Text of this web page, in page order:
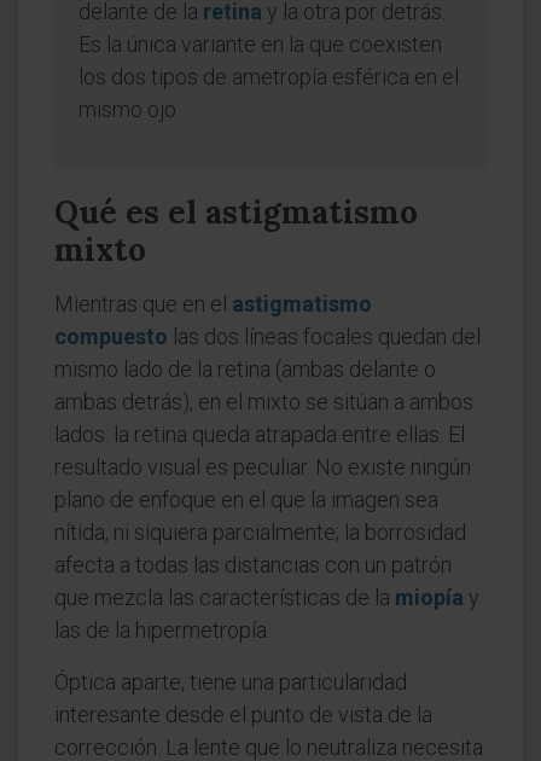
delante de la retina y la otra por detrás.
Es la única variante en la que coexisten
los dos tipos de ametropía esférica en el
mismo ojo.
Qué es el astigmatismo
mixto
Mientras que en el astigmatismo
compuesto las dos líneas focales quedan del
mismo lado de la retina (ambas delante o
ambas detrás), en el mixto se sitúan a ambos
lados: la retina queda atrapada entre ellas. El
resultado visual es peculiar. No existe ningún
plano de enfoque en el que la imagen sea
nítida, ni siquiera parcialmente; la borrosidad
afecta a todas las distancias con un patrón
que mezcla las características de la miopía y
las de la hipermetropía.
Óptica aparte, tiene una particularidad
interesante desde el punto de vista de la
corrección. La lente que lo neutraliza necesita